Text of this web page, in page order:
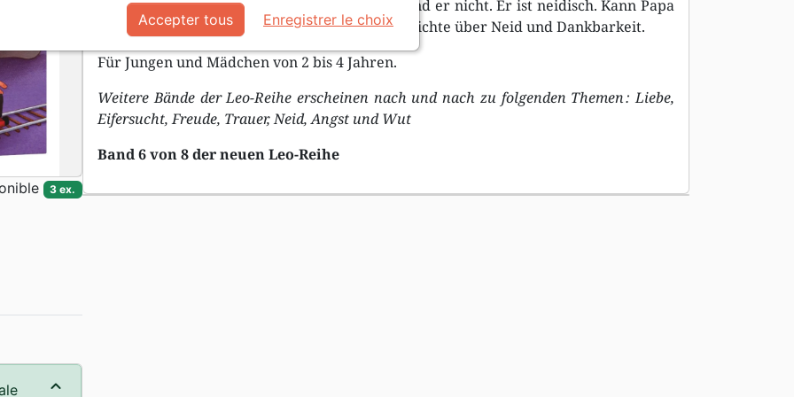
schlechte Laune, weil Ben so viele Dinge hat und er nicht. Er ist neidisch. Kann Papa
ihm helfen, seinen Neid abzulegen ? Eine Geschichte über Neid und Dankbarkeit.
Für Jungen und Mädchen von 2 bis 4 Jahren.
Weitere Bände der Leo-Reihe erscheinen nach und nach zu folgenden Themen : Liebe,
Eifersucht, Freude, Trauer, Neid, Angst und Wut
Band 6 von 8 der neuen Leo-Reihe
3 ex.
Accepter tous Enregistrer le choix